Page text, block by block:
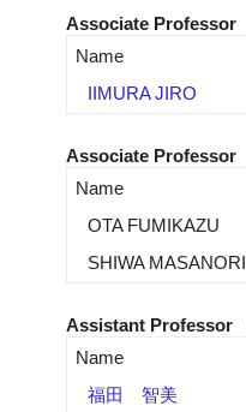
Associate Professor
Name
IIMURA JIRO
Associate Professor
Name
OTA FUMIKAZU
SHIWA MASANORI
Assistant Professor
Name
福田 智美